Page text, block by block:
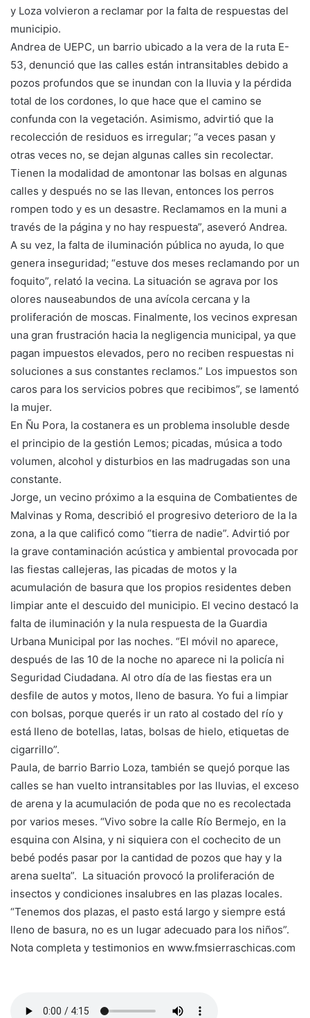
y Loza volvieron a reclamar por la falta de respuestas del
municipio.
Andrea de UEPC, un barrio ubicado a la vera de la ruta E-
53, denunció que las calles están intransitables debido a
pozos profundos que se inundan con la lluvia y la pérdida
total de los cordones, lo que hace que el camino se
confunda con la vegetación. Asimismo, advirtió que la
recolección de residuos es irregular; “a veces pasan y
otras veces no, se dejan algunas calles sin recolectar.
Tienen la modalidad de amontonar las bolsas en algunas
calles y después no se las llevan, entonces los perros
rompen todo y es un desastre. Reclamamos en la muni a
través de la página y no hay respuesta”, aseveró Andrea.
A su vez, la falta de iluminación pública no ayuda, lo que
genera inseguridad; “estuve dos meses reclamando por un
foquito”, relató la vecina. La situación se agrava por los
olores nauseabundos de una avícola cercana y la
proliferación de moscas. Finalmente, los vecinos expresan
una gran frustración hacia la negligencia municipal, ya que
pagan impuestos elevados, pero no reciben respuestas ni
soluciones a sus constantes reclamos.” Los impuestos son
caros para los servicios pobres que recibimos”, se lamentó
la mujer.
En Ñu Pora, la costanera es un problema insoluble desde
el principio de la gestión Lemos; picadas, música a todo
volumen, alcohol y disturbios en las madrugadas son una
constante.
Jorge, un vecino próximo a la esquina de Combatientes de
Malvinas y Roma, describió el progresivo deterioro de la la
zona, a la que calificó como “tierra de nadie”. Advirtió por
la grave contaminación acústica y ambiental provocada por
las fiestas callejeras, las picadas de motos y la
acumulación de basura que los propios residentes deben
limpiar ante el descuido del municipio. El vecino destacó la
falta de iluminación y la nula respuesta de la Guardia
Urbana Municipal por las noches. “El móvil no aparece,
después de las 10 de la noche no aparece ni la policía ni
Seguridad Ciudadana. Al otro día de las fiestas era un
desfile de autos y motos, lleno de basura. Yo fui a limpiar
con bolsas, porque querés ir un rato al costado del río y
está lleno de botellas, latas, bolsas de hielo, etiquetas de
cigarrillo”.
Paula, de barrio Barrio Loza, también se quejó porque las
calles se han vuelto intransitables por las lluvias, el exceso
de arena y la acumulación de poda que no es recolectada
por varios meses. “Vivo sobre la calle Río Bermejo, en la
esquina con Alsina, y ni siquiera con el cochecito de un
bebé podés pasar por la cantidad de pozos que hay y la
arena suelta”. La situación provocó la proliferación de
insectos y condiciones insalubres en las plazas locales.
“Tenemos dos plazas, el pasto está largo y siempre está
lleno de basura, no es un lugar adecuado para los niños”.
Nota completa y testimonios en www.fmsierraschicas.com